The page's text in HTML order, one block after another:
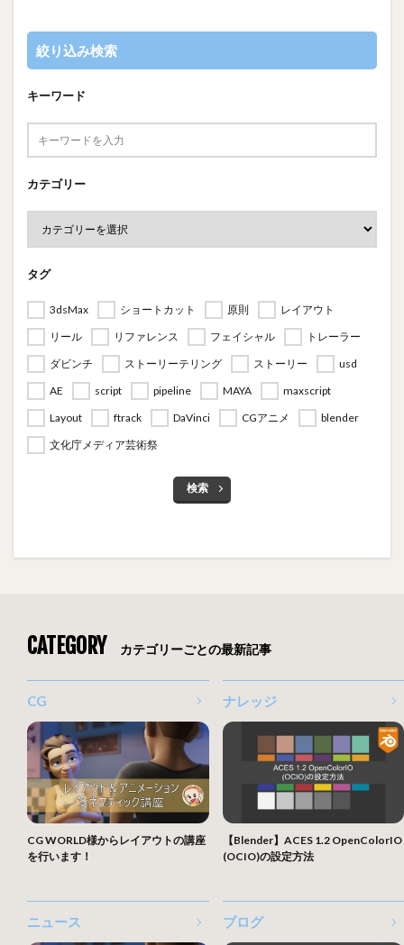
絞り込み検索
キーワード
カテゴリー
タグ
3dsMax ショートカット 原則
レイアウト
リール
リファレンス フェイシャル
トレーラー
ダビンチ
ストーリーテリング ストーリー
usd
AE
script pipeline MAYA
maxscript
Layout
ftrack DaVinci CGアニメ
blender
文化庁メディア芸術祭
検索
CATEGORY カテゴリーごとの最新記事
CG
CG WORLD様からレイアウトの講座
を行います！
ナレッジ
【Blender】ACES 1.2 OpenColorIO
(OCIO)の設定方法
ニュース ブログ